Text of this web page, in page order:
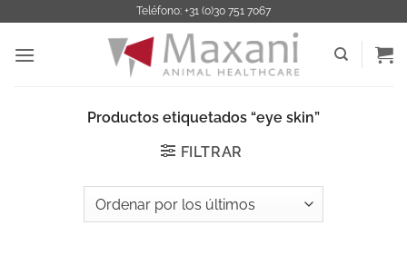
contenido
Teléfono: +31 (0)30 751 7067
Productos etiquetados “eye skin”
FILTRAR